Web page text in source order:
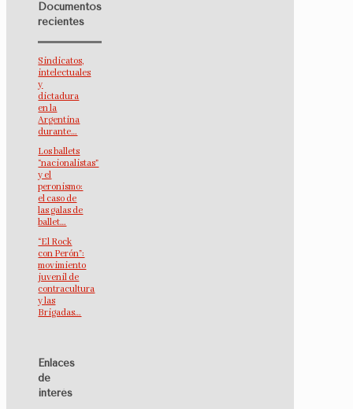
Documentos
recientes
Sindicatos,
intelectuales
y
dictadura
en la
Argentina
durante…
Los ballets
“nacionalistas”
y el
peronismo:
el caso de
las galas de
ballet…
“El Rock
con Perón”:
movimiento
juvenil de
contracultura
y las
Brigadas…
Enlaces
de
interés